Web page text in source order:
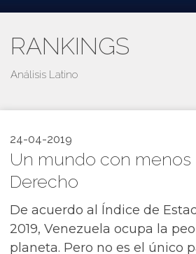
RANKINGS
Análisis Latino
24-04-2019
Un mundo con menos
Derecho
De acuerdo al Índice de
2019, Venezuela ocupa la
planeta. Pero no es el único